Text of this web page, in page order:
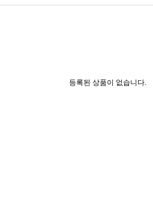
등록된 상품이 없습니다.